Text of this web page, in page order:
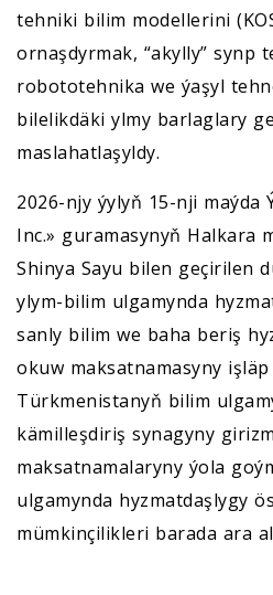
tehniki bilim modellerini
ornaşdyrmak, “akylly” synp
robototehnika we ýaşyl
bilelikdäki ylmy barlaglary
maslahatlaşyldy.
2026-njy ýylyň 15-nji maýda
Inc.» guramasynyň Halkara
Shinya Sayu bilen geçirilen
ylym-bilim ulgamynda
sanly bilim we baha beriş
okuw maksatnamasyny işläp
Türkmenistanyň bilim
kämilleşdiriş synagyny
maksatnamalaryny ýola
ulgamynda hyzmatdaşlygy
mümkinçilikleri barada ara